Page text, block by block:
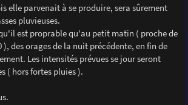
elle parvenait à se produire, sera sûrement
pluvieuses.
est proprable qu'au petit matin ( proche de
), des orages de la nuit précédente, en fin de
Les intensités prévues se jour seront
( hors fortes pluies ).